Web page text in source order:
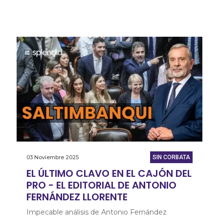
03 Noviembre 2025 SIN CORBATA
EL ÚLTIMO CLAVO EN EL CAJÓN DEL
PRO - EL EDITORIAL DE ANTONIO
FERNÁNDEZ LLORENTE
Impecable análisis de Antonio Fernández